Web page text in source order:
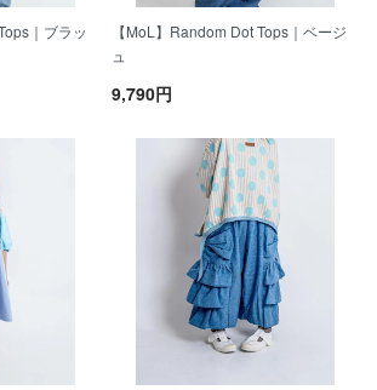
｜ブラッ
【MoL】Random Dot Tops｜ベージ
ュ
9,790円